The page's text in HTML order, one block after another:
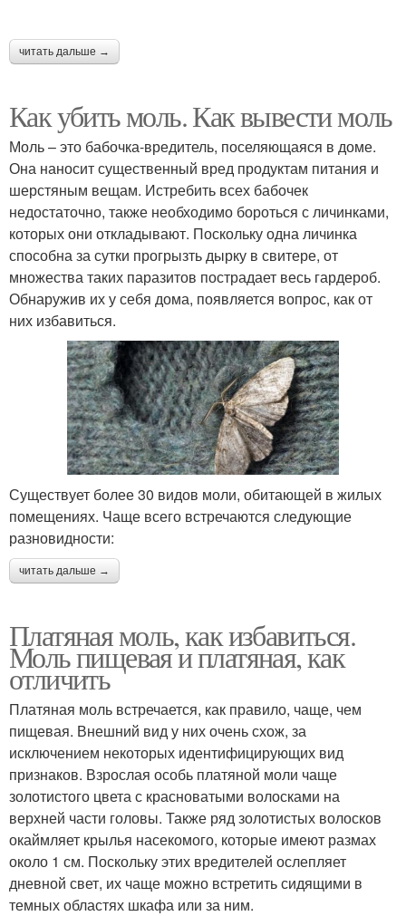
читать дальше →
Как убить моль. Как вывести моль
Моль – это бабочка-вредитель, поселяющаяся в доме.
Она наносит существенный вред продуктам питания и
шерстяным вещам. Истребить всех бабочек
недостаточно, также необходимо бороться с личинками,
которых они откладывают. Поскольку одна личинка
способна за сутки прогрызть дырку в свитере, от
множества таких паразитов пострадает весь гардероб.
Обнаружив их у себя дома, появляется вопрос, как от
них избавиться.
Существует более 30 видов моли, обитающей в жилых
помещениях. Чаще всего встречаются следующие
разновидности:
читать дальше →
Платяная моль, как избавиться.
Моль пищевая и платяная, как
отличить
Платяная моль встречается, как правило, чаще, чем
пищевая. Внешний вид у них очень схож, за
исключением некоторых идентифицирующих вид
признаков. Взрослая особь платяной моли чаще
золотистого цвета с красноватыми волосками на
верхней части головы. Также ряд золотистых волосков
окаймляет крылья насекомого, которые имеют размах
около 1 см. Поскольку этих вредителей ослепляет
дневной свет, их чаще можно встретить сидящими в
темных областях шкафа или за ним.